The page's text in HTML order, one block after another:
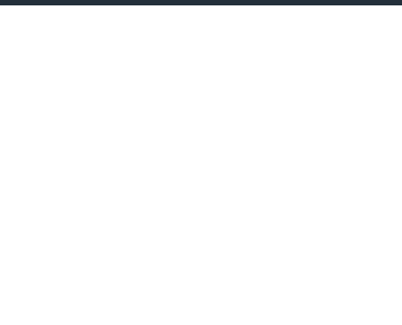
Производители